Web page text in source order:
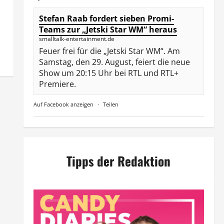
Stefan Raab fordert sieben Promi-
Teams zur „Jetski Star WM“ heraus
smalltalk-entertainment.de
Feuer frei für die „Jetski Star WM“. Am
Samstag, den 29. August, feiert die neue
Show um 20:15 Uhr bei RTL und RTL+
Premiere.
Auf Facebook anzeigen · Teilen
Tipps der Redaktion